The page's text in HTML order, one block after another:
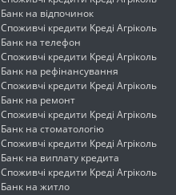
Банк на відпочинок
Споживчі кредити Креді Агріколь
Банк на телефон
Споживчі кредити Креді Агріколь
Банк на рефінансування
Споживчі кредити Креді Агріколь
Банк на ремонт
Споживчі кредити Креді Агріколь
Банк на стоматологію
Споживчі кредити Креді Агріколь
Банк на виплату кредита
Споживчі кредити Креді Агріколь
Банк на житло